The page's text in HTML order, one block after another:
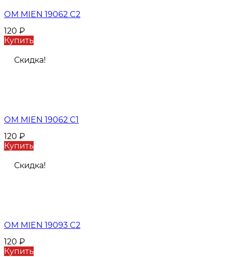
ОМ MIEN 19062 C2
120 ₽
Купить
Скидка!
ОМ MIEN 19062 C1
120 ₽
Купить
Скидка!
ОМ MIEN 19093 C2
120 ₽
Купить